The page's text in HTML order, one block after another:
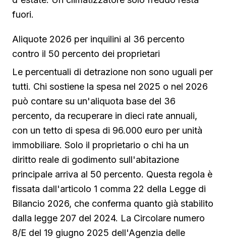
fuori.
Aliquote 2026 per inquilini al 36 percento
contro il 50 percento dei proprietari
Le percentuali di detrazione non sono uguali per
tutti. Chi sostiene la spesa nel 2025 o nel 2026
può contare su un'aliquota base del 36
percento, da recuperare in dieci rate annuali,
con un tetto di spesa di 96.000 euro per unità
immobiliare. Solo il proprietario o chi ha un
diritto reale di godimento sull'abitazione
principale arriva al 50 percento. Questa regola è
fissata dall'articolo 1 comma 22 della Legge di
Bilancio 2026, che conferma quanto già stabilito
dalla legge 207 del 2024. La Circolare numero
8/E del 19 giugno 2025 dell'Agenzia delle